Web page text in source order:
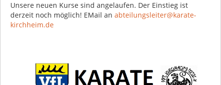
Unsere neuen Kurse sind angelaufen. Der Einstieg ist
derzeit noch möglich! EMail an abteilungsleiter@karate-
kirchheim.de